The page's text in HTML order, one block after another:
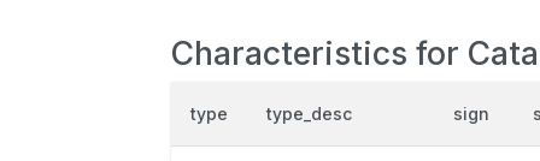
Characteristics for
type type_desc sign